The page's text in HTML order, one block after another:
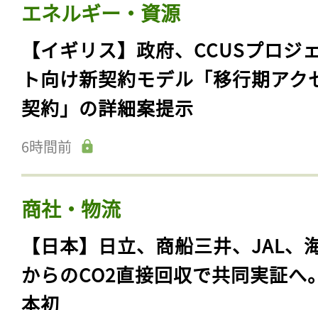
エネルギー・資源
【イギリス】政府、CCUSプロジ
ト向け新契約モデル「移行期アク
契約」の詳細案提示
6時間前
商社・物流
【日本】日立、商船三井、JAL、
からのCO2直接回収で共同実証へ
本初